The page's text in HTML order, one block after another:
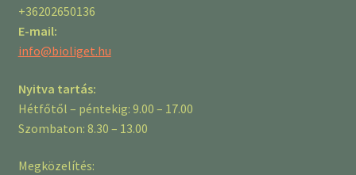
+36202650136
E-mail:
info@bioliget.hu
Nyitva tartás:
Hétfőtől – péntekig: 9.00 – 17.00
Szombaton: 8.30 – 13.00
Megközelítés: